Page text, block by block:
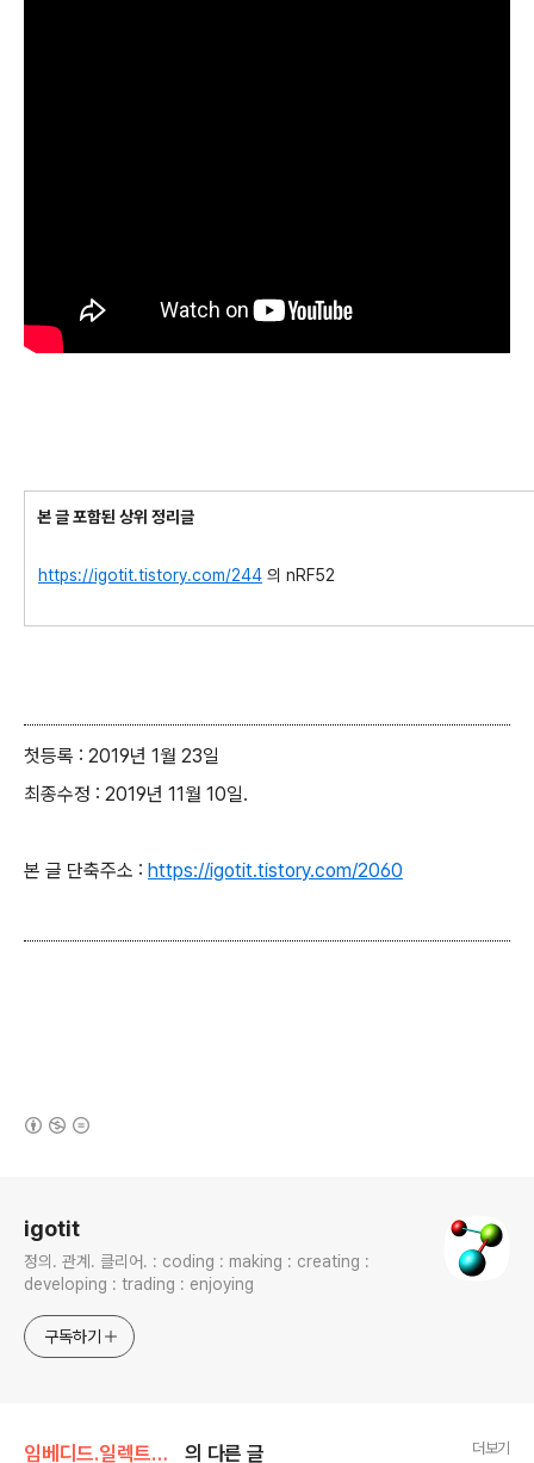
본 글 포함된 상위 정리글
https://igotit.tistory.com/244 의 nRF52
첫등록 : 2019년 1월 23일
최종수정 : 2019년 11월 10일.
본 글 단축주소 : https://igotit.tistory.com/2060
igotit
정의. 관계. 클리어. : coding : making : creating :
developing : trading : enjoying
구독하기
임베디드.일렉트로닉스/nRF52 의 다른 글 더보기